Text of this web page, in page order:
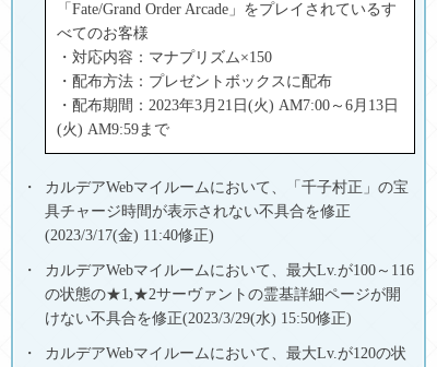
「Fate/Grand Order Arcade」をプレイされているす
べてのお客様
・対応内容：マナプリズム×150
・配布方法：プレゼントボックスに配布
・配布期間：2023年3月21日(火) AM7:00～6月13日
(火) AM9:59まで
カルデアWebマイルームにおいて、「千子村正」の宝
具チャージ時間が表示されない不具合を修正
(2023/3/17(金) 11:40修正)
カルデアWebマイルームにおいて、最大Lv.が100～116
の状態の★1,★2サーヴァントの霊基詳細ページが開
けない不具合を修正(2023/3/29(水) 15:50修正)
カルデアWebマイルームにおいて、最大Lv.が120の状